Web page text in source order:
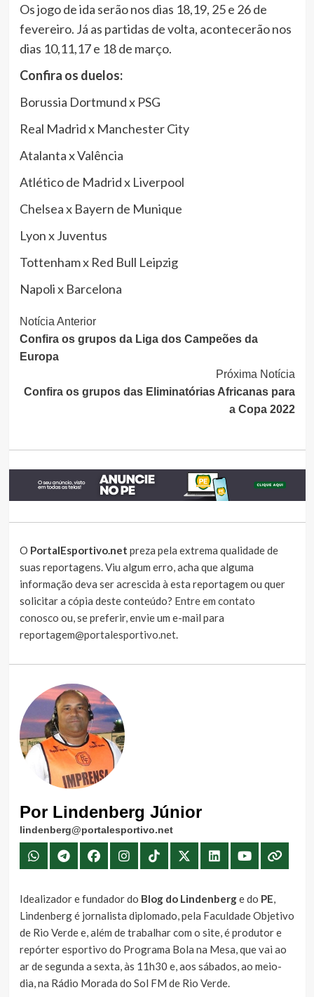
Os jogo de ida serão nos dias 18,19, 25 e 26 de
fevereiro. Já as partidas de volta, acontecerão nos
dias 10,11,17 e 18 de março.
Confira os duelos:
Borussia Dortmund x PSG
Real Madrid x Manchester City
Atalanta x Valência
Atlético de Madrid x Liverpool
Chelsea x Bayern de Munique
Lyon x Juventus
Tottenham x Red Bull Leipzig
Napoli x Barcelona
Continue
Lendo
Notícia Anterior
Confira os grupos da Liga dos Campeões da
Europa
Próxima Notícia
Confira os grupos das Eliminatórias Africanas para
a Copa 2022
O PortalEsportivo.net preza pela extrema qualidade de
suas reportagens. Viu algum erro, acha que alguma
informação deva ser acrescida à esta reportagem ou quer
solicitar a cópia deste conteúdo? Entre em contato
conosco ou, se preferir, envie um e-mail para
reportagem@portalesportivo.net.
Por Lindenberg Júnior
lindenberg@portalesportivo.net
Idealizador e fundador do Blog do Lindenberge do PE,
Lindenberg é jornalista diplomado, pela Faculdade Objetivo
de Rio Verde e, além de trabalhar com o site, é produtor e
repórter esportivo do Programa Bola na Mesa, que vai ao
ar de segunda a sexta, às 11h30 e, aos sábados, ao meio-
dia, na Rádio Morada do Sol FM de Rio Verde.